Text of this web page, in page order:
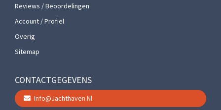
Reviews / Beoordelingen
Account / Profiel
Overig
Sitemap
CONTACTGEGEVENS
Info@jachthaven.nl